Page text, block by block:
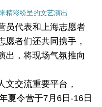
精彩纷呈的文艺演出
员代表和上海志愿者
愿者们还共同携手，
出，将现场气氛推向
文交流重要平台，
夏令营于7月6日-16日